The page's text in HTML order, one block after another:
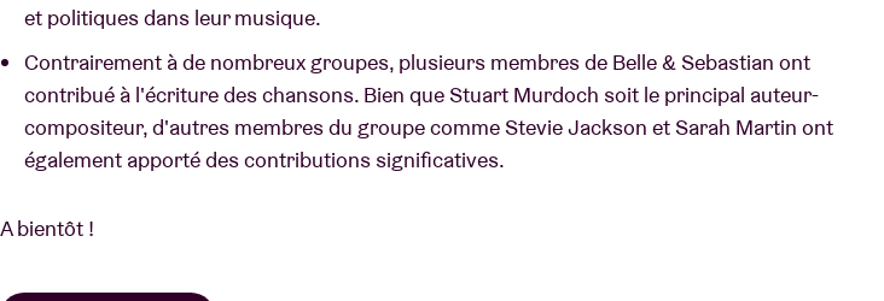
et politiques dans leur musique.
Contrairement à de nombreux groupes, plusieurs membres de Belle & Sebastian ont
contribué à l'écriture des chansons. Bien que Stuart Murdoch soit le principal auteur-
compositeur, d'autres membres du groupe comme Stevie Jackson et Sarah Martin ont
également apporté des contributions significatives.
A bientôt !